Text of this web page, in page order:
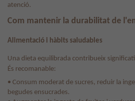
atenció.
Com mantenir la durabilitat de
Alimentació i hàbits saludables
Una dieta equilibrada contribueix
És recomanable:
• Consum moderat de sucres, reduir la
begudes ensucrades.